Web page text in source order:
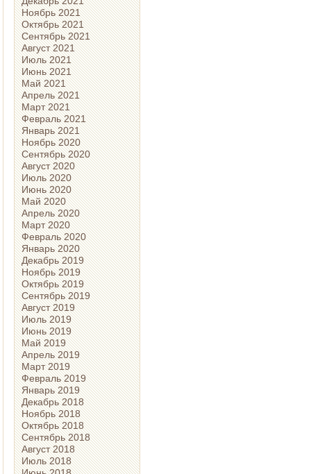
Ноябрь 2021
Октябрь 2021
Сентябрь 2021
Август 2021
Июль 2021
Июнь 2021
Май 2021
Апрель 2021
Март 2021
Февраль 2021
Январь 2021
Ноябрь 2020
Сентябрь 2020
Август 2020
Июль 2020
Июнь 2020
Май 2020
Апрель 2020
Март 2020
Февраль 2020
Январь 2020
Декабрь 2019
Ноябрь 2019
Октябрь 2019
Сентябрь 2019
Август 2019
Июль 2019
Июнь 2019
Май 2019
Апрель 2019
Март 2019
Февраль 2019
Январь 2019
Декабрь 2018
Ноябрь 2018
Октябрь 2018
Сентябрь 2018
Август 2018
Июль 2018